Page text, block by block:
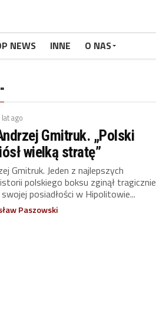
NEWS INNE O NAS
ago
Gmitruk. „Polski
wielką stratę”
Gmitruk. Jeden z najlepszych
polskiego boksu zginął tragicznie
posiadłości w Hipolitowie...
Paszowski